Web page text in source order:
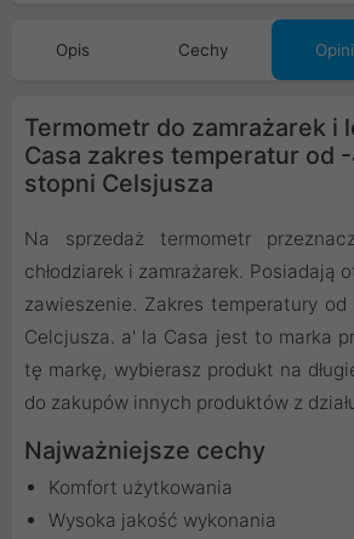
Opis Cechy
Termometr do zamrażarek i
Casa zakres temperatur od
stopni Celsjusza
Na sprzedaż termometr
chłodziarek i zamrażarek. Posiadają
zawieszenie. Zakres temperatury
Celcjusza. a' la Casa jest to marka
tę markę, wybierasz produkt na
do zakupów innych produktów z
Najważniejsze cechy
Komfort użytkowania
Wysoka jakość wykonania